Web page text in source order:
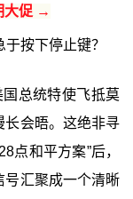
大促 →
按下停止键？
总统特使飞抵莫
长会晤。这绝非寻
点和平方案”后，
号汇聚成一个清晰